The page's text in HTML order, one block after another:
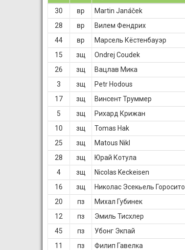
30
вр Martin Janáček
28
вр Вилем Фендрих
44
вр Марсель Кёстенбауэр
15
зщ Ondrej Coudek
26
зщ Вацлав Мика
3
зщ Petr Hodous
17
зщ Винсент Труммер
5
зщ Рихард Крижан
10
зщ Tomas Hak
25
зщ Matous Nikl
28
зщ Юрай Котула
4
зщ Nicolas Keckeisen
16
зщ Николас Эсекьель Горосито
20
пз Михал Губинек
12
пз Эмиль Тисхлер
45
пз Убонг Экпай
11
пз Филип Гавелка